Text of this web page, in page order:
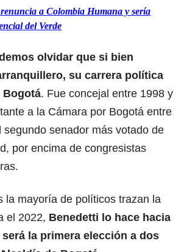
a Colombia Humana y sería
del Verde
olvidar que si bien
su carrera política
Bogotá. Fue concejal entre 1998 y
a la Cámara por Bogotá entre
segundo senador más votado de
por encima de congresistas
la mayoría de políticos trazan la
el 2022, Benedetti lo hace hacia
será la primera elección a dos